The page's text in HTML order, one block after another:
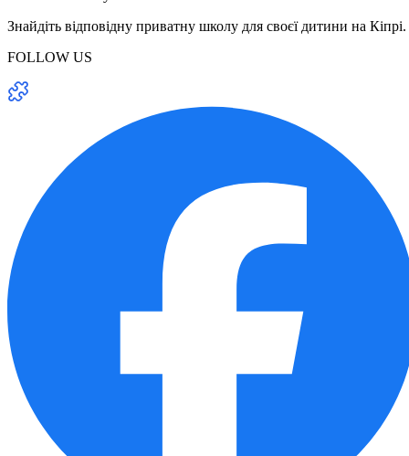
Знайдіть відповідну приватну школу для своєї дитини на Кіпрі.
FOLLOW US